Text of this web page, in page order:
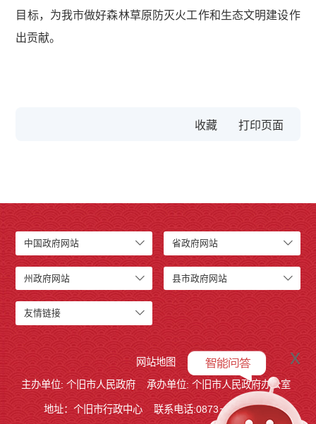
目标，为我市做好森林草原防灭火工作和生态文明建设作
出贡献。
收藏
中国政府网站 省政府网站
州政府网站 县市政府网站
友情链接
网站地图
主办单位: 个旧市人民政府
承办单位: 个旧市人民政府办公室
地址：个旧市行政中心 联系电话:0873－2123215
x